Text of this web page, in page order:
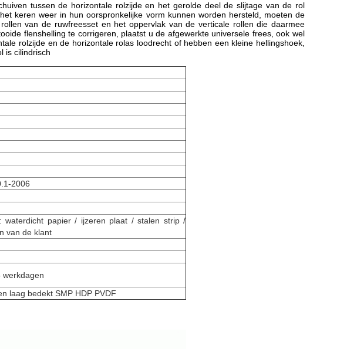
tussen de horizontale rolzijde en het gerolde deel de slijtage van de rol
keren weer in hun oorspronkelijke vorm kunnen worden hersteld, moeten de
van de ruwfreesset en het oppervlak van de verticale rollen die daarmee
flenshelling te corrigeren, plaatst u de afgewerkte universele frees, ook wel
rolzijde en de horizontale rolas loodrecht of hebben een kleine hellingshoek,
is cilindrisch
2006
waterdicht papier / ijzeren plaat / stalen strip /
van de klant
werkdagen
laag bedekt SMP HDP PVDF